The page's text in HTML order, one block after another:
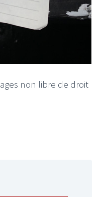
non libre de droit